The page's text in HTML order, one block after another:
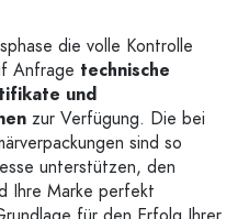
die volle Kontrolle
Anfrage technische
und
zur Verfügung. Die bei
sind so
unterstützen, den
Ihre Marke perfekt